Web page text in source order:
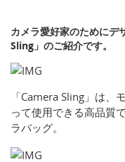
カメラ愛好家のためにデ
Sling」のご紹介です。
「Camera Sling」は、
って使用できる高品質
ラバッグ。